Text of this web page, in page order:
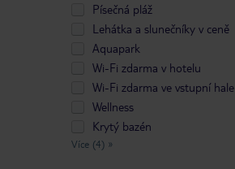
Písečná pláž
Lehátka a slunečníky v ceně
Aquapark
Wi-Fi zdarma v hotelu
Wi-Fi zdarma ve vstupní hale
Wellness
Krytý bazén
Více (4) »